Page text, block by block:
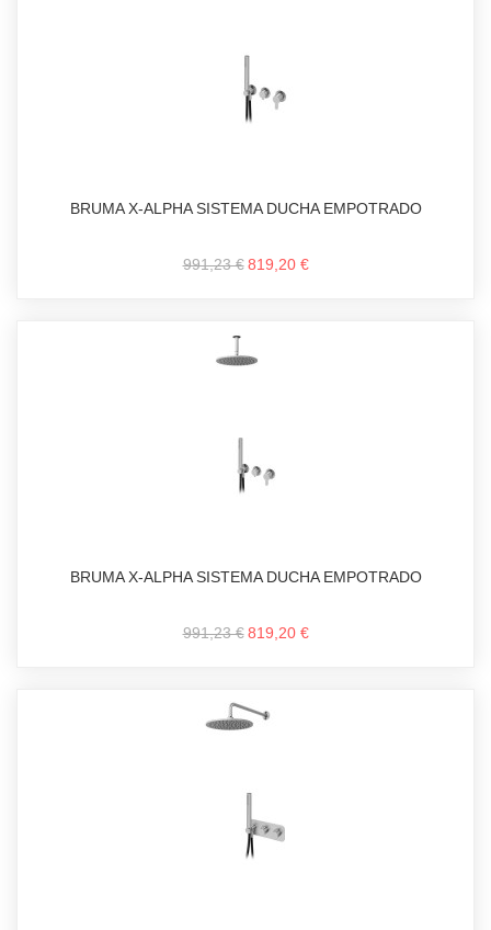
BRUMA X-ALPHA SISTEMA DUCHA EMPOTRADO
991,23 € 819,20 €
BRUMA X-ALPHA SISTEMA DUCHA EMPOTRADO
991,23 € 819,20 €